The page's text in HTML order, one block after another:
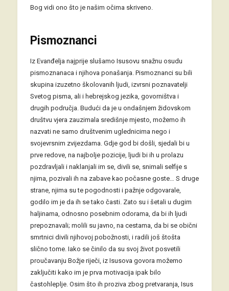
Bog vidi ono što je našim očima skriveno.
Pismoznanci
Iz Evanđelja najprije slušamo Isusovu snažnu osudu
pismoznanaca i njihova ponašanja. Pismoznanci su bili
skupina izuzetno školovanih ljudi, izvrsni poznavatelji
Svetog pisma, ali i hebrejskog jezika, govorništva i
drugih područja. Budući da je u ondašnjem židovskom
društvu vjera zauzimala središnje mjesto, možemo ih
nazvati ne samo društvenim uglednicima nego i
svojevrsnim zvijezdama. Gdje god bi došli, sjedali bi u
prve redove, na najbolje pozicije, ljudi bi ih u prolazu
pozdravljali i naklanjali im se, divili se, snimali selfije s
njima, pozivali ih na zabave kao počasne goste… S druge
strane, njima su te pogodnosti i pažnje odgovarale,
godilo im je da ih se tako časti. Zato su i šetali u dugim
haljinama, odnosno posebnim odorama, da bi ih ljudi
prepoznavali; molili su javno, na cestama, da bi se obični
smrtnici divili njihovoj pobožnosti, i radili još štošta
slično tome. Iako se činilo da su svoj život posvetili
proučavanju Božje riječi, iz Isusova govora možemo
zaključiti kako im je prva motivacija ipak bilo
častohleplje. Osim što ih proziva zbog pretvaranja, Isus